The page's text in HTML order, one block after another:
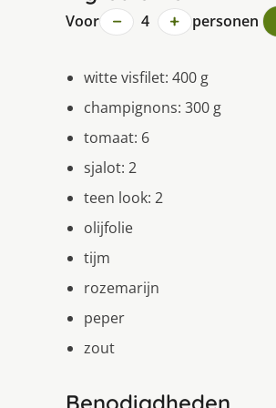
Voor − 4 + personen
witte visfilet: 400 g
champignons: 300 g
tomaat: 6
sjalot: 2
teen look: 2
olijfolie
tijm
rozemarijn
peper
zout